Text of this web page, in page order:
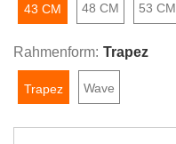
43 CM 48 CM 53 CM
Rahmenform: Trapez
Trapez Wave